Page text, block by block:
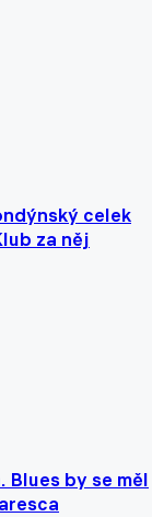
celek
za něj
Blues by se měl